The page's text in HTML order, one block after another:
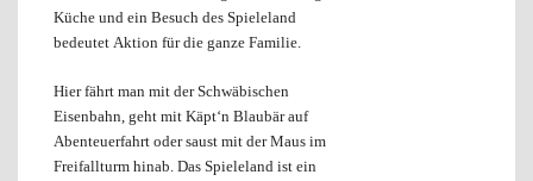
Küche und ein Besuch des Spieleland
bedeutet Aktion für die ganze Familie.
Hier fährt man mit der Schwäbischen
Eisenbahn, geht mit Käpt‘n Blaubär auf
Abenteuerfahrt oder saust mit der Maus im
Freifallturm hinab. Das Spieleland ist ein